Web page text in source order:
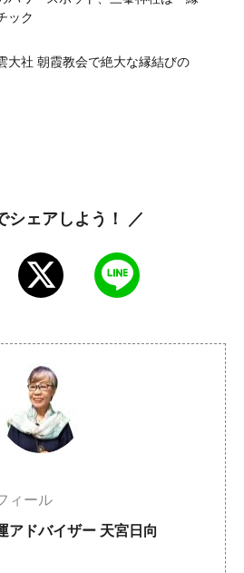
ック
大社 朝霞教会で絶大な縁結びの
シェアしよう！ ／
ィール
アドバイザー 天宮日向